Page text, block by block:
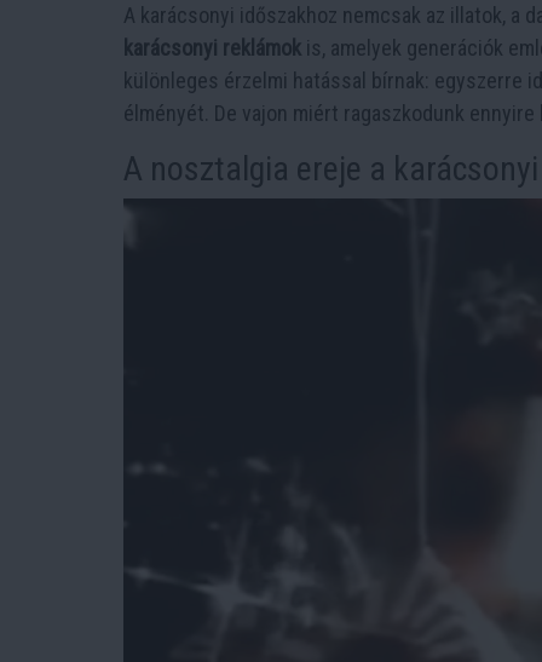
A karácsonyi időszakhoz nemcsak az illatok, a
karácsonyi reklámok is, amelyek generációk
különleges érzelmi hatással bírnak: egyszerre
élményét. De vajon miért ragaszkodunk
A nosztalgia ereje a